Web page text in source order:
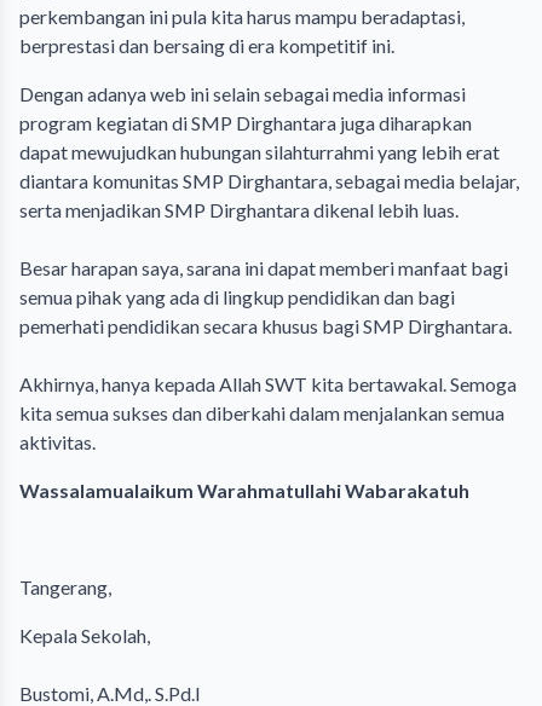
perkembangan ini pula kita harus mampu beradaptasi,
berprestasi dan bersaing di era kompetitif ini.
Dengan adanya web ini selain sebagai media informasi
program kegiatan di SMP Dirghantara juga diharapkan
dapat mewujudkan hubungan silahturrahmi yang lebih erat
diantara komunitas SMP Dirghantara, sebagai media belajar,
serta menjadikan SMP Dirghantara dikenal lebih luas.
Besar harapan saya, sarana ini dapat memberi manfaat bagi
semua pihak yang ada di lingkup pendidikan dan bagi
pemerhati pendidikan secara khusus bagi SMP Dirghantara.
Akhirnya, hanya kepada Allah SWT kita bertawakal. Semoga
kita semua sukses dan diberkahi dalam menjalankan semua
aktivitas.
Wassalamualaikum Warahmatullahi Wabarakatuh
Tangerang,
Kepala Sekolah,
Bustomi, A.Md,. S.Pd.I